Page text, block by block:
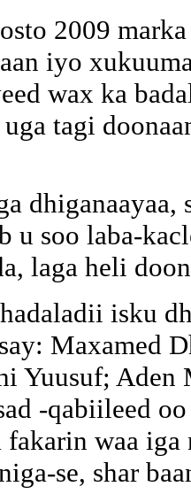
2009
iyo
wax ka
tagi
u soo laba-
laga heli
isku
Maxamed
Yuusuf; Aden
-qabiileed
fakarin waa
se, shar